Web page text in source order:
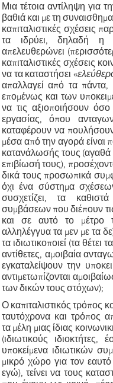
Μια τέτοια αντίληψη για
βαθιά και με τη
καπιταλιστικές σχέσεις
τα ιδρύει, δηλαδή η
απελευθερώνει
καπιταλιστικές σχέσεις
να τα καταστήσει«
απαλλαγεί από τα πάντα,
επομένως και των
να τις αξιοποιήσουν
εργασίας, όπου
καταφέρουν να
μέσα από την αγορά είναι
κατανάλωσής τους (αγαθά
επιβίωσή τους),
δικά τους προσωπικά
όχι ένα σύστημα
συσχετίζει, τα
συμβάσεων που διέπουν
και σε αυτό το μέτρο
αλληλέγγυα τα μεν με τα
τα ιδιωτικοποιεί (τα
αντίθετες, αμοιβαία
εγκαταλείψουν την
αντιμετωπίζονται
των δικών τους στόχων);
Ο καπιταλιστικός τρόπος
ταυτόχρονα και τρόπος
τα μέλη μιας ίδιας
(ιδιωτικούς
υποκείμενα ιδιωτικών
μικρό χώρο για τον
εγώ), τείνει να τους